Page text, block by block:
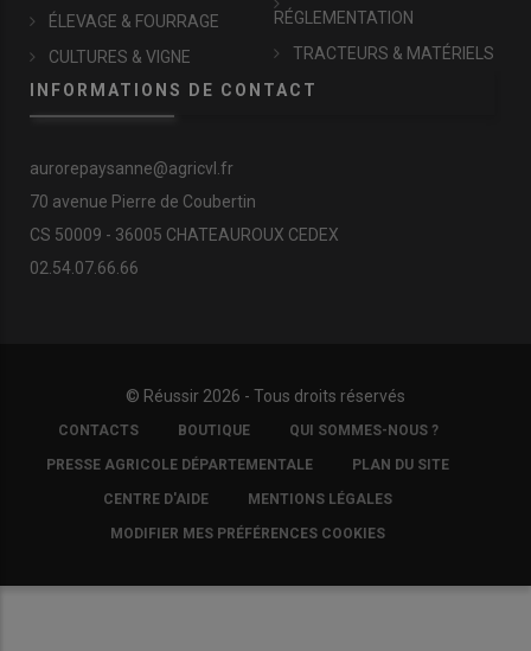
ÉLEVAGE & FOURRAGE
CULTURES & VIGNE
RÉGLEMENTATION
TRACTEURS & MATÉRIELS
INFORMATIONS DE CONTACT
aurorepaysanne@agricvl.fr
70 avenue Pierre de Coubertin
CS 50009 - 36005 CHATEAUROUX CEDEX
02.54.07.66.66
© Réussir 2026 - Tous droits réservés
FOOTER
COPYRIGHT
CONTACTS BOUTIQUE QUI SOMMES-NOUS ?
PRESSE AGRICOLE DÉPARTEMENTALE PLAN DU SITE
CENTRE D'AIDE MENTIONS LÉGALES
MODIFIER MES PRÉFÉRENCES COOKIES